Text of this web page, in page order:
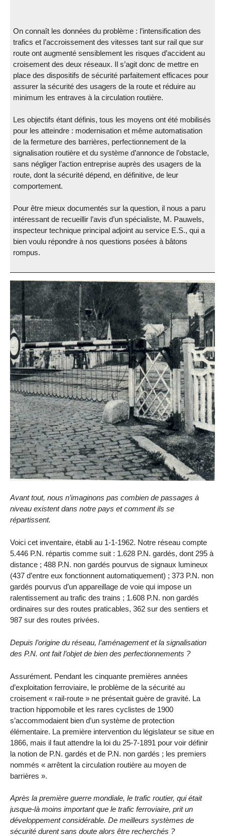
On connaît les données du problème : l’intensification des
trafics et l’accroissement des vitesses tant sur rail que sur
route ont augmenté sensiblement les risques d’accident au
croisement des deux réseaux. Il s’agit donc de mettre en
place des dispositifs de sécurité parfaitement efficaces pour
assurer la sécurité des usagers de la route et réduire au
minimum les entraves à la circulation routière.
Les objectifs étant définis, tous les moyens ont été mobilisés
pour les atteindre : modernisation et même automatisation
de la fermeture des barrières, perfectionnement de la
signalisation routière et du système d’annonce de l’obstacle,
sans négliger l’action entreprise auprès des usagers de la
route, dont la sécurité dépend, en définitive, de leur
comportement.
Pour être mieux documentés sur la question, il nous a paru
intéressant de recueillir l’avis d’un spécialiste, M. Pauwels,
inspecteur technique principal adjoint au service E.S., qui a
bien voulu répondre à nos questions posées à bâtons
rompus.
Avant tout, nous n’imaginons pas combien de passages à
niveau existent dans notre pays et comment ils se
répartissent.
Voici cet inventaire, établi au 1-1-1962. Notre réseau compte
5.446 P.N. répartis comme suit : 1.628 P.N. gardés, dont 295 à
distance ; 488 P.N. non gardés pourvus de signaux lumineux
(437 d’entre eux fonctionnent automatiquement) ; 373 P.N. non
gardés pourvus d’un appareillage de voie qui impose un
ralentissement au trafic des trains ; 1.608 P.N. non gardés
ordinaires sur des routes praticables, 362 sur des sentiers et
987 sur des routes privées.
Depuis l’origine du réseau, l’aménagement et la signalisation
des P.N. ont fait l’objet de bien des perfectionnements ?
Assurément. Pendant les cinquante premières années
d’exploitation ferroviaire, le problème de la sécurité au
croisement « rail-route » ne présentait guère de gravité. La
traction hippomobile et les rares cyclistes de 1900
s’accommodaient bien d’un système de protection
élémentaire. La première intervention du législateur se situe en
1866, mais il faut attendre la loi du 25-7-1891 pour voir définir
la notion de P.N. gardés et de P.N. non gardés ; les premiers
nommés « arrêtent la circulation routière au moyen de
barrières ».
Après la première guerre mondiale, le trafic routier, qui était
jusque-là moins important que le trafic ferroviaire, prit un
développement considérable. De meilleurs systèmes de
sécurité durent sans doute alors être recherchés ?